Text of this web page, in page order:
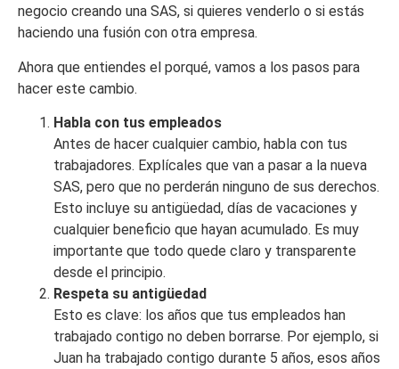
negocio creando una SAS, si quieres venderlo o si estás
haciendo una fusión con otra empresa.
Ahora que entiendes el porqué, vamos a los pasos para
hacer este cambio.
Habla con tus empleados
Antes de hacer cualquier cambio, habla con tus
trabajadores. Explícales que van a pasar a la nueva
SAS, pero que no perderán ninguno de sus derechos.
Esto incluye su antigüedad, días de vacaciones y
cualquier beneficio que hayan acumulado. Es muy
importante que todo quede claro y transparente
desde el principio.
Respeta su antigüedad
Esto es clave: los años que tus empleados han
trabajado contigo no deben borrarse. Por ejemplo, si
Juan ha trabajado contigo durante 5 años, esos años